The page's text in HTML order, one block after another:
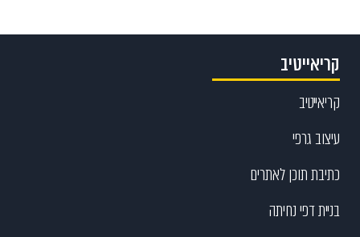
קריאייטיב
קריאייטיב
עיצוב גרפי
כתיבת תוכן לאתרים
בניית דפי נחיתה